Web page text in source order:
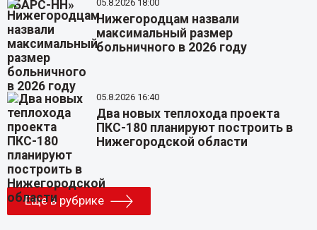
05.8.2026 18:00
Нижегородцам назвали
максимальный размер
больничного в 2026 году
05.8.2026 16:40
Два новых теплохода проекта
ПКС-180 планируют построить в
Нижегородской области
Еще в рубрике